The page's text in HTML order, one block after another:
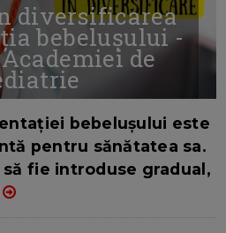
diversificarea
bebelușului -
de
bebelușului este
pentru sănătatea sa.
fie introduse gradual,